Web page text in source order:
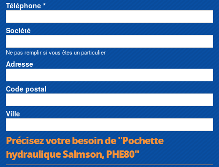
Téléphone *
Société
Ne pas remplir si vous êtes un particulier
Adresse
Code postal
Ville
Précisez votre besoin de "Pochette
hydraulique Salmson, PHE80"